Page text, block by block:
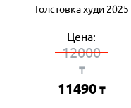
Толстовка худи 2025
Цена:
12000
₸
11490 ₸